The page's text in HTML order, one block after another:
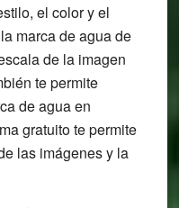
el color y el
marca de agua de
de la imagen
te permite
de agua en
gratuito te permite
las imágenes y la